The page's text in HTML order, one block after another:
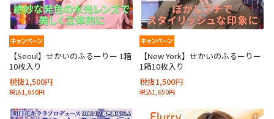
【Seoul】せかいのふるーりー 1箱
10枚入り
税抜1,500円
税込1,650円
【New York】せかいのふるーりー
1箱10枚入り
税抜1,500円
税込1,650円